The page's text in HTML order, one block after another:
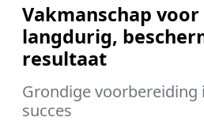
Vakmanschap voor
langdurig,
resultaat
Grondige voorbereiding
succes